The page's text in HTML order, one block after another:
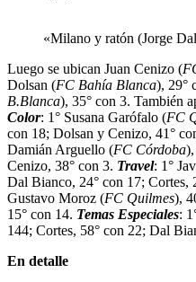
«Milano y ratón (Jorge
Luego se ubican Juan Cenizo (
Dolsan (FC Bahía Blanca), 29°
B.Blanca), 35° con 3. También
Color: 1° Susana Garófalo (FC
con 18; Dolsan y Cenizo, 41°
Damián Arguello (FC Córdoba
Cenizo, 38° con 3. Travel: 1°
Dal Bianco, 24° con 17; Cortes,
Gustavo Moroz (FC Quilmes),
15° con 14. Temas Especiales:
144; Cortes, 58° con 22; Dal
En detalle